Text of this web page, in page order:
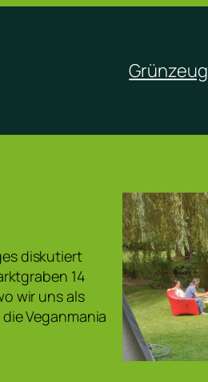
Grünzeug
diskutiert
14
wir uns als
Veganmania